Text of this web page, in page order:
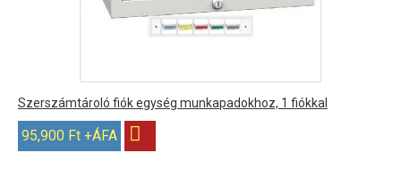
Szerszámtároló fiók egység munkapadokhoz, 1 fiókkal
95,900 Ft +ÁFA